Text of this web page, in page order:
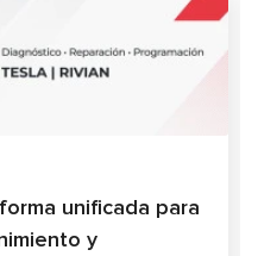
unificada para
y